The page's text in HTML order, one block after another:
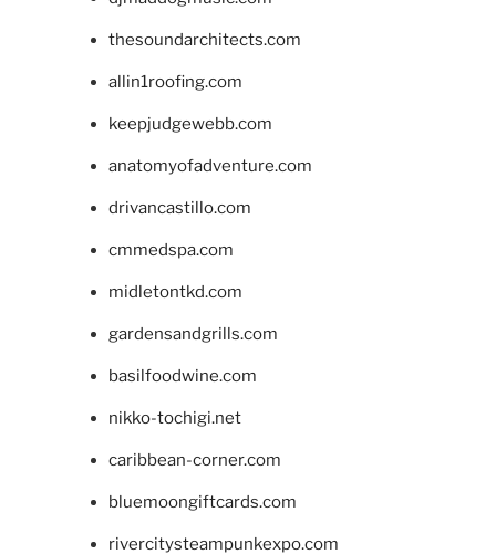
thesoundarchitects.com
allin1roofing.com
keepjudgewebb.com
anatomyofadventure.com
drivancastillo.com
cmmedspa.com
midletontkd.com
gardensandgrills.com
basilfoodwine.com
nikko-tochigi.net
caribbean-corner.com
bluemoongiftcards.com
rivercitysteampunkexpo.com